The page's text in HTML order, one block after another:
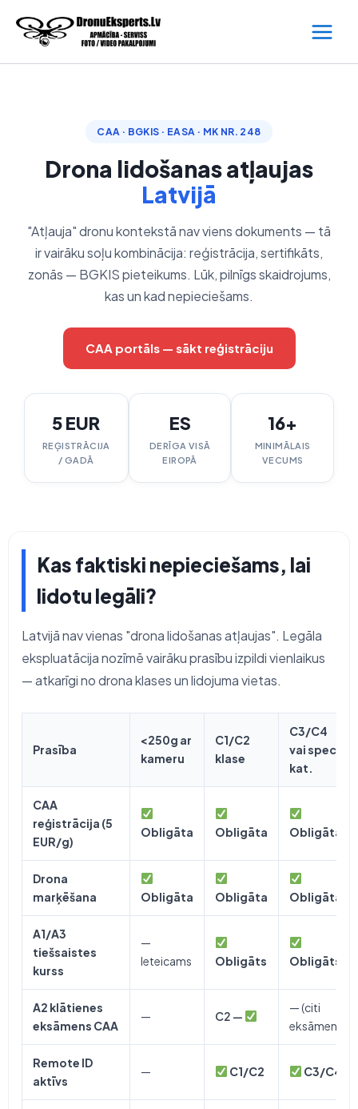
content
CAA · BGKIS · EASA · MK NR. 248
Drona lidošanas atļaujas
Latvijā
"Atļauja" dronu kontekstā nav viens dokuments — tā
ir vairāku soļu kombinācija: reģistrācija, sertifikāts,
zonās — BGKIS pieteikums. Lūk, pilnīgs skaidrojums,
kas un kad nepieciešams.
CAA portāls — sākt reģistrāciju
5 EUR
REĢISTRĀCIJA
/ GADĀ
ES
DERĪGA VISĀ
EIROPĀ
16+
MINIMĀLAIS
VECUMS
Kas faktiski nepieciešams, lai
lidotu legāli?
Latvijā nav vienas "drona lidošanas atļaujas". Legāla
ekspluatācija nozīmē vairāku prasību izpildi vienlaikus
— atkarīgi no drona klases un lidojuma vietas.
Prasība
<250g ar
kameru
C1/C2
klase
C3/C4
vai spec.
kat.
CAA
reģistrācija (5
EUR/g)
Obligāta Obligāta Obligāta
Drona
marķēšana
Obligāta Obligāta Obligāta
A1/A3
tiešsaistes
kurss
—
Ieteicams
Obligāts Obligāts
A2 klātienes
eksāmens CAA
— C2 —
— (citi
eksāmeni)
Remote ID
aktīvs
— C1/C2 C3/C4